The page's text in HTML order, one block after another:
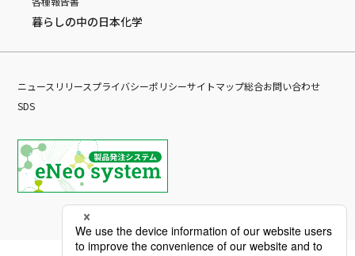
暮らしの中の日本化学
ニュースリリースプライバシーポリシーサイトマップ総合お問い合わせ
SDS